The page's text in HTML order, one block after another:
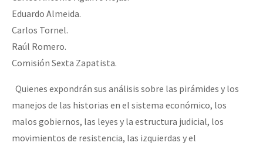
Eduardo Almeida.
Carlos Tornel.
Raúl Romero.
Comisión Sexta Zapatista.
Quienes expondrán sus análisis sobre las pirámides y los
manejos de las historias en el sistema económico, los
malos gobiernos, las leyes y la estructura judicial, los
movimientos de resistencia, las izquierdas y el